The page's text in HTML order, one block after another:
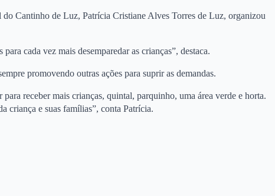
do Cantinho de Luz, Patrícia Cristiane Alves Torres de Luz, organizou
cada vez mais desemparedar as crianças”, destaca.
promovendo outras ações para suprir as demandas.
receber mais crianças, quintal, parquinho, uma área verde e horta.
criança e suas famílias”, conta Patrícia.